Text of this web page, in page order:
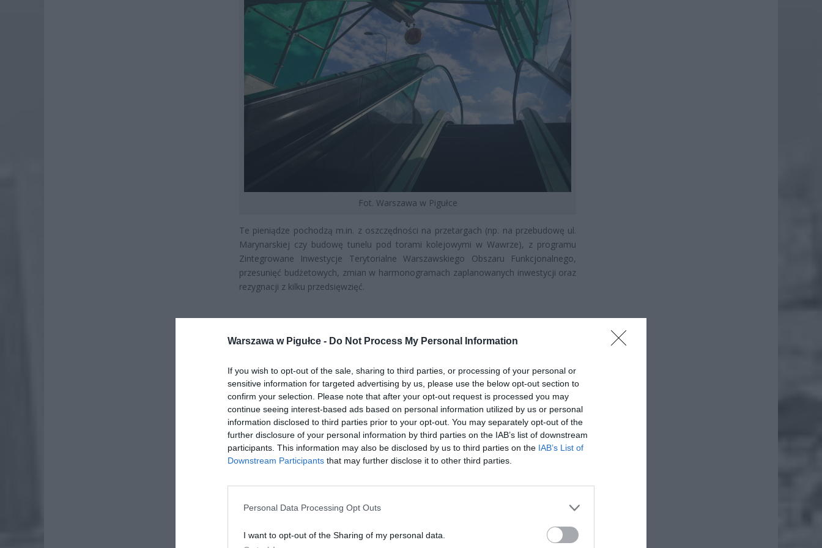
Warszawa w Pigułce - Do Not Process My Personal Information
If you wish to opt-out of the sale, sharing to third parties, or processing of your personal or
sensitive information for targeted advertising by us, please use the below opt-out section to
confirm your selection. Please note that after your opt-out request is processed you may
continue seeing interest-based ads based on personal information utilized by us or personal
information disclosed to third parties prior to your opt-out. You may separately opt-out of the
further disclosure of your personal information by third parties on the IAB’s list of downstream
participants. This information may also be disclosed by us to third parties on the IAB’s List of
Downstream Participants that may further disclose it to other third parties.
Personal Data Processing Opt Outs
I want to opt-out of the Sharing of my personal data.
Fot. Warszawa w Pigułce
Te pieniądze pochodzą m.in. z oszczędności na przetargach (np. na przebudowę ul.
Marynarskiej czy budowę tunelu pod torami kolejowymi w Wawrze), z programu
Zintegrowane Inwestycje Terytorialne Warszawskiego Obszaru Funkcjonalnego,
przesunięć budżetowych, zmian w harmonogramach zaplanowanych inwestycji oraz
rezygnacji z kilku przedsięwzięć.
ad
ZOBACZ RÓWNIEŻ:
ZUS zmieni ważny limit od marca 2027 roku. Policzyliśmy, ile może